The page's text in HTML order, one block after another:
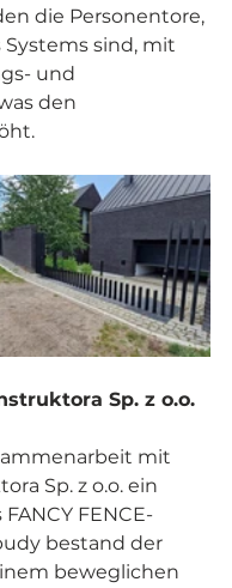
die Personentore,
sind, mit
und
den
Sp. z o.o.
mit
Sp. z o.o. ein
FENCE-
bestand der
beweglichen